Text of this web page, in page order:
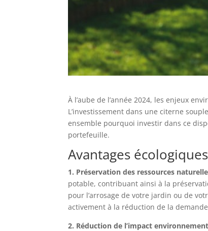
À l’aube de l’année 2024, les enjeux
L’investissement dans une citerne
ensemble pourquoi investir dans ce
portefeuille.
Avantages
1. Préservation des ressources
potable, contribuant ainsi à la
pour l’arrosage de votre jardin ou de
activement à la réduction de la
2. Réduction de l’impact